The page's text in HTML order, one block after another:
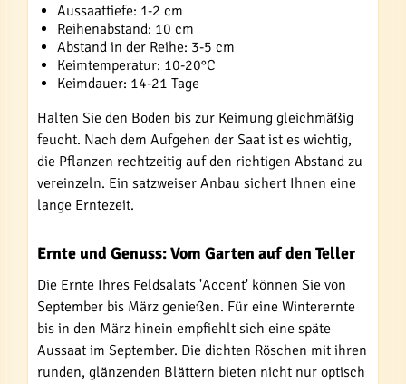
Aussaattiefe: 1-2 cm
Reihenabstand: 10 cm
Abstand in der Reihe: 3-5 cm
Keimtemperatur: 10-20°C
Keimdauer: 14-21 Tage
Halten Sie den Boden bis zur Keimung gleichmäßig
feucht. Nach dem Aufgehen der Saat ist es wichtig,
die Pflanzen rechtzeitig auf den richtigen Abstand zu
vereinzeln. Ein satzweiser Anbau sichert Ihnen eine
lange Erntezeit.
Ernte und Genuss: Vom Garten auf den Teller
Die Ernte Ihres Feldsalats 'Accent' können Sie von
September bis März genießen. Für eine Winterernte
bis in den März hinein empfiehlt sich eine späte
Aussaat im September. Die dichten Röschen mit ihren
runden, glänzenden Blättern bieten nicht nur optisch